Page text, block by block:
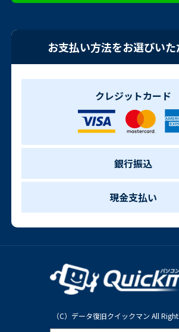
お支払い方法をお選びい
クレジットカード
銀行振込
現金支払い
（C）データ復旧クイックマン All